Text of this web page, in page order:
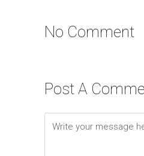
–
No Comment
Post A